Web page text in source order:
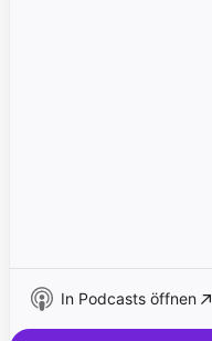
In Podcasts öffnen